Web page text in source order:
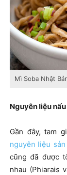
Mì Soba Nhật
Nguyên liệu
Gần đây, tam
nguyên liệu
cũng đã được
nhau (Phiarais